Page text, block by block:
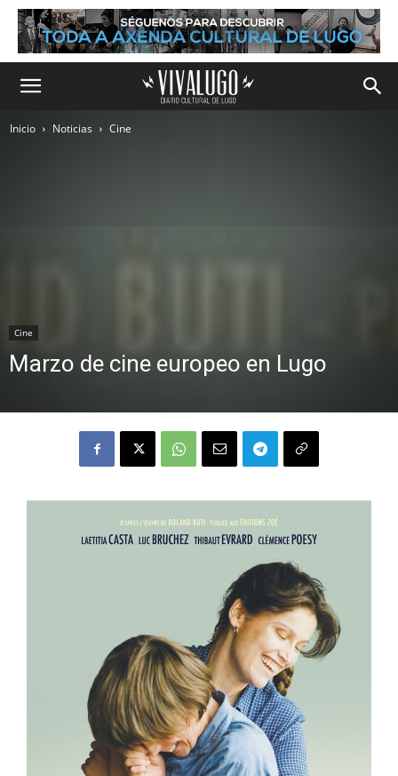
Inicio Noticias Cine
Cine
Marzo de cine europeo en Lugo